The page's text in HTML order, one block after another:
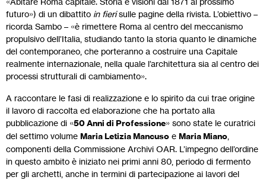
futuro») di un dibattito in fierisulle pagine della rivista. L’obiettivo –
ricorda Sambo – «è rimettere Roma al centro del meccanismo
propulsivo dell’Italia, studiando tanto la storia quanto le dinamiche
del contemporaneo, che porteranno a costruire una Capitale
realmente internazionale, nella quale l’architettura sia al centro dei
processi strutturali di cambiamento».
A raccontare le fasi di realizzazione e lo spirito da cui trae origine
il lavoro di raccolta ed elaborazione che ha portato alla
pubblicazione di «50 Anni di Professione» sono state le curatrici
del settimo volume Maria Letizia Mancuso e Maria Miano
componenti della Commissione Archivi OAR. L’impegno dell’ordine
in questo ambito è iniziato nei primi anni 80, periodo di fermento
per gli archetti, anche in termini di partecipazione ai lavori del